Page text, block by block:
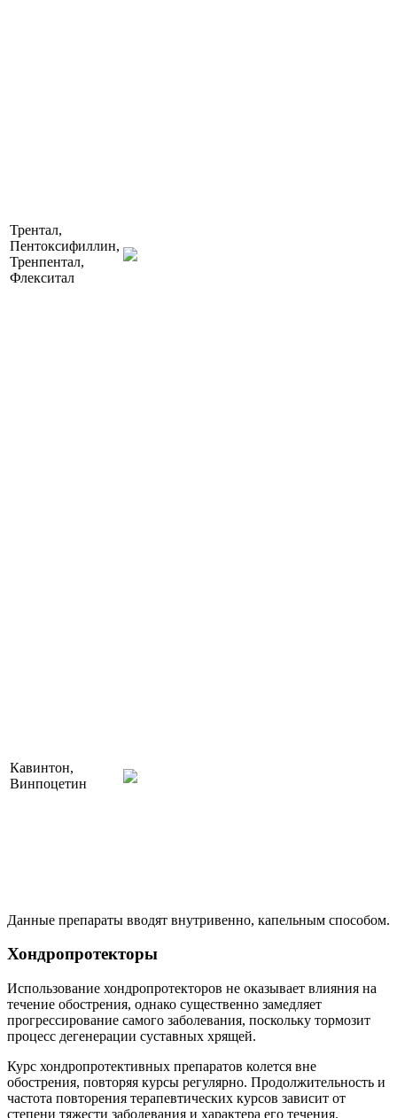
Трентал,
Пентоксифиллин,
Тренпентал,
Флекситал
Кавинтон,
Винпоцетин
Данные препараты вводят внутривенно, капельным способом.
Хондропротекторы
Использование хондропротекторов не оказывает влияния на
течение обострения, однако существенно замедляет
прогрессирование самого заболевания, поскольку тормозит
процесс дегенерации суставных хрящей.
Курс хондропротективных препаратов колется вне
обострения, повторяя курсы регулярно. Продолжительность и
частота повторения терапевтических курсов зависит от
степени тяжести заболевания и характера его течения.